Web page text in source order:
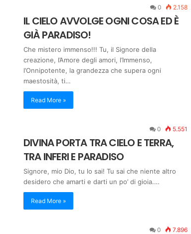
0 2.158
IL CIELO AVVOLGE OGNI COSA ED È
GIÀ PARADISO!
Che mistero immenso!!! Tu, il Signore della
creazione, l’Amore degli amori, l’Immenso,
l’Onnipotente, la grandezza che supera ogni
maestosità, ti…
Read More »
0 5.551
DIVINA PORTA TRA CIELO E TERRA,
TRA INFERI E PARADISO
Signore, mio Dio, tu lo sai! Tu sai che niente altro
desidero che amarti e darti un po’ di gioia.…
Read More »
0 7.896